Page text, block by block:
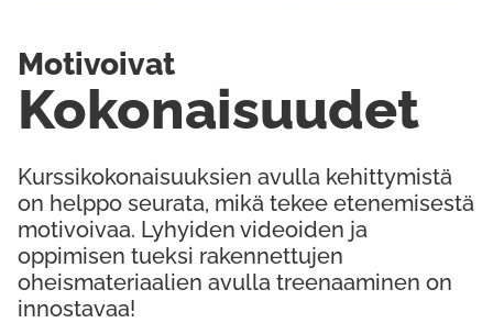
Kurssikokonaisuuksien avulla kehittymistä
on helppo seurata, mikä tekee etenemisestä
motivoivaa. Lyhyiden videoiden ja
oppimisen tueksi rakennettujen
oheismateriaalien avulla treenaaminen on
innostavaa!
Kokonaisuudet
Motivoivat